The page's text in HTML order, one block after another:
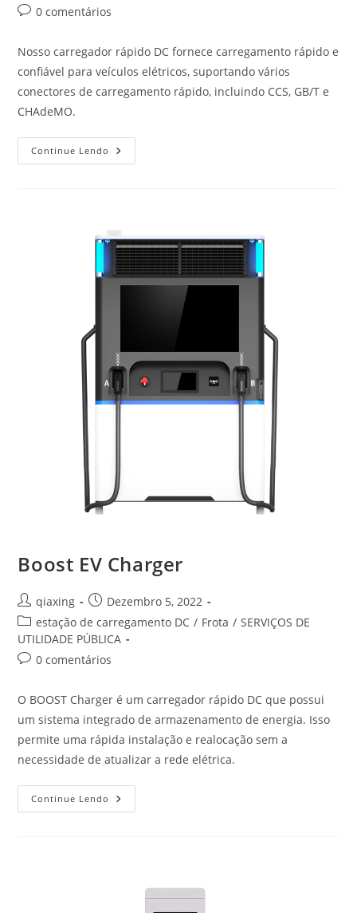
0 comentários
Nosso carregador rápido DC fornece carregamento rápido e
confiável para veículos elétricos, suportando vários
conectores de carregamento rápido, incluindo CCS, GB/T e
CHAdeMO.
Continue Lendo
Boost EV Charger
qiaxing
Dezembro 5, 2022
estação de carregamento DC / Frota / SERVIÇOS DE
UTILIDADE PÚBLICA
0 comentários
O BOOST Charger é um carregador rápido DC que possui
um sistema integrado de armazenamento de energia. Isso
permite uma rápida instalação e realocação sem a
necessidade de atualizar a rede elétrica.
Continue Lendo